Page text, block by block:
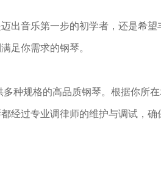
出音乐第一步的初学者，还是希
足你需求的钢琴。
种规格的高品质钢琴。根据你所
经过专业调律师的维护与调试，确